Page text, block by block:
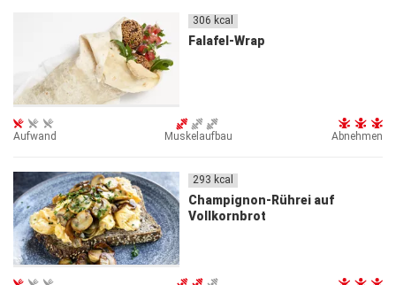
306 kcal
Falafel-Wrap
Aufwand Muskelaufbau Abnehmen
293 kcal
Champignon-Rührei auf
Vollkornbrot